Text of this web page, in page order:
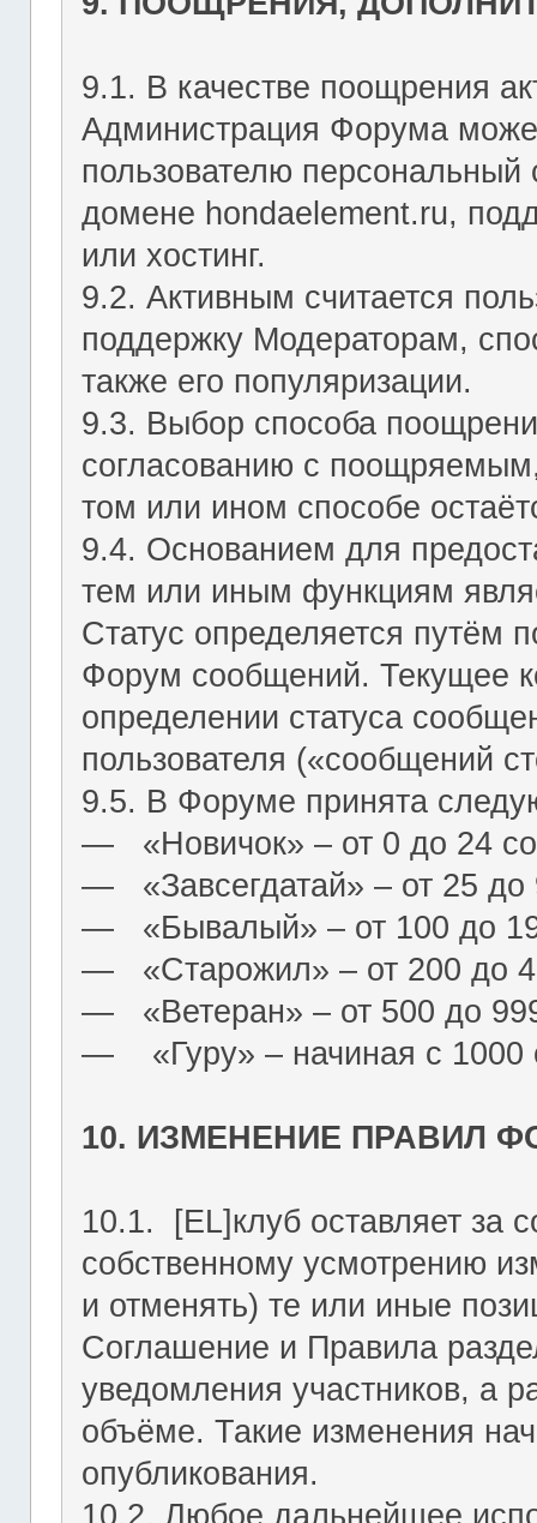
9.1. В качестве поощрения
Администрация Форума
пользователю персональный
домене hondaelement.ru,
или хостинг.
9.2. Активным считается
поддержку Модераторам,
также его популяризации.
9.3. Выбор способа
согласованию с
том или ином способе
9.4. Основанием для
тем или иным функциям
Статус определяется путём
Форум сообщений. Текущее
определении статуса
пользователя («сообщений
9.5. В Форуме принята
― «Новичок» – от 0 до 24
― «Завсегдатай» – от 25 до
― «Бывалый» – от 100 до
― «Старожил» – от 200 до
― «Ветеран» – от 500 до
― «Гуру» – начиная с 1000
10. ИЗМЕНЕНИЕ ПРАВИЛ
10.1. [EL]клуб оставляет за
собственному усмотрению
и отменять) те или иные
Соглашение и Правила
уведомления участников, а
объёме. Такие изменения
опубликования.
10.2. Любое дальнейшее